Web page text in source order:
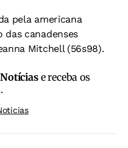
pela americana
das canadenses
Mitchell (56s98).
e receba os